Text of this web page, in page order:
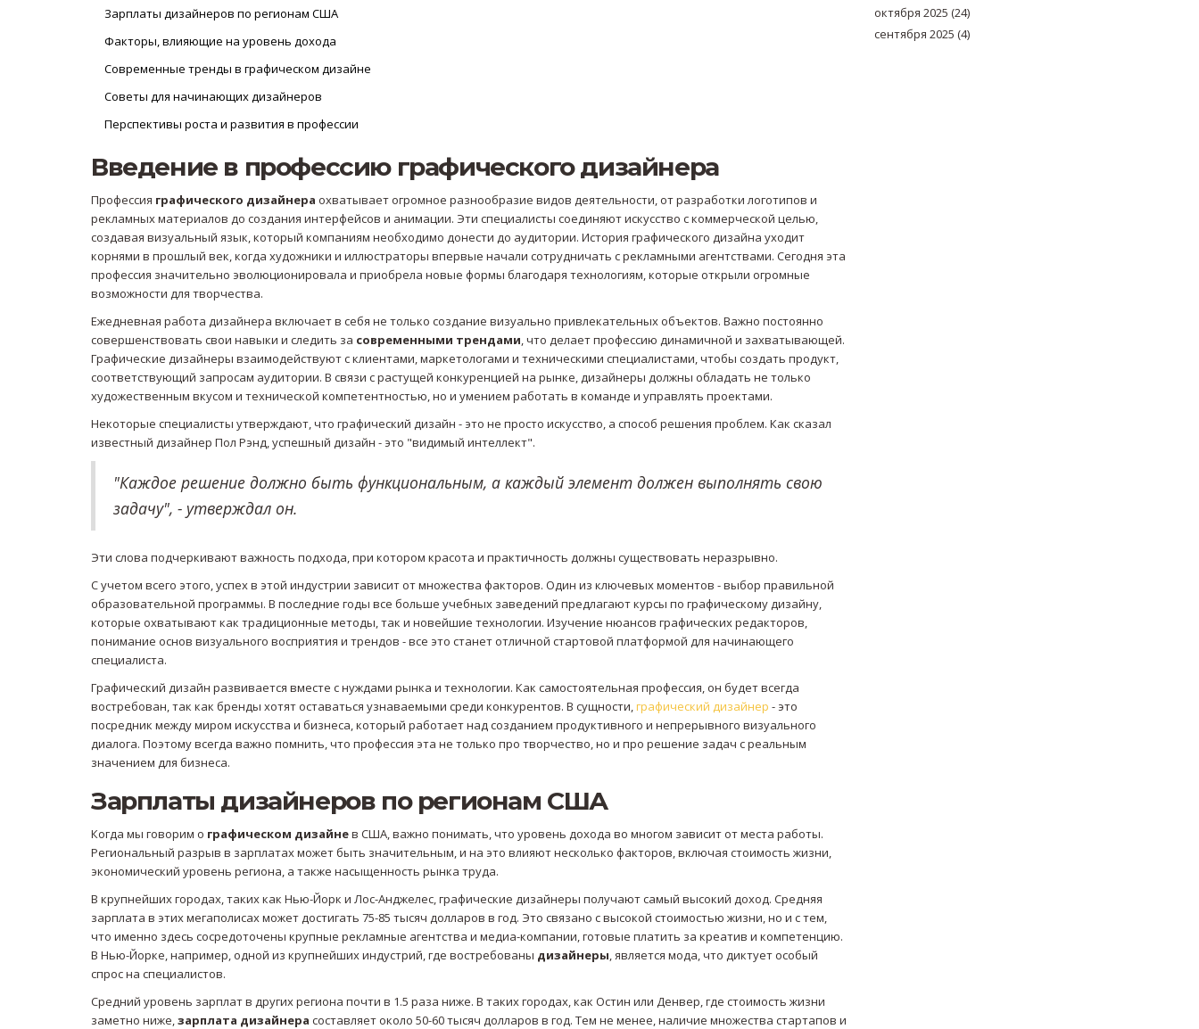
Зарплаты дизайнеров по регионам США
Факторы, влияющие на уровень дохода
Современные тренды в графическом дизайне
Советы для начинающих дизайнеров
Перспективы роста и развития в профессии
Введение в профессию графического дизайнера
Профессия графического дизайнера охватывает огромное разнообразие видов деятельности, от разработки логотипов и
рекламных материалов до создания интерфейсов и анимации. Эти специалисты соединяют искусство с коммерческой целью,
создавая визуальный язык, который компаниям необходимо донести до аудитории. История графического дизайна уходит
корнями в прошлый век, когда художники и иллюстраторы впервые начали сотрудничать с рекламными агентствами. Сегодня эта
профессия значительно эволюционировала и приобрела новые формы благодаря технологиям, которые открыли огромные
возможности для творчества.
Ежедневная работа дизайнера включает в себя не только создание визуально привлекательных объектов. Важно постоянно
совершенствовать свои навыки и следить за современными трендами, что делает профессию динамичной и захватывающей.
Графические дизайнеры взаимодействуют с клиентами, маркетологами и техническими специалистами, чтобы создать продукт,
соответствующий запросам аудитории. В связи с растущей конкуренцией на рынке, дизайнеры должны обладать не только
художественным вкусом и технической компетентностью, но и умением работать в команде и управлять проектами.
Некоторые специалисты утверждают, что графический дизайн - это не просто искусство, а способ решения проблем. Как сказал
известный дизайнер Пол Рэнд, успешный дизайн - это "видимый интеллект".
"Каждое решение должно быть функциональным, а каждый элемент должен выполнять свою
задачу", - утверждал он.
Эти слова подчеркивают важность подхода, при котором красота и практичность должны существовать неразрывно.
С учетом всего этого, успех в этой индустрии зависит от множества факторов. Один из ключевых моментов - выбор правильной
образовательной программы. В последние годы все больше учебных заведений предлагают курсы по графическому дизайну,
которые охватывают как традиционные методы, так и новейшие технологии. Изучение нюансов графических редакторов,
понимание основ визуального восприятия и трендов - все это станет отличной стартовой платформой для начинающего
специалиста.
Графический дизайн развивается вместе с нуждами рынка и технологии. Как самостоятельная профессия, он будет всегда
востребован, так как бренды хотят оставаться узнаваемыми среди конкурентов. В сущности,графический дизайнер - это
посредник между миром искусства и бизнеса, который работает над созданием продуктивного и непрерывного визуального
диалога. Поэтому всегда важно помнить, что профессия эта не только про творчество, но и про решение задач с реальным
значением для бизнеса.
Зарплаты дизайнеров по регионам США
Когда мы говорим о графическом дизайнев США, важно понимать, что уровень дохода во многом зависит от места работы.
Региональный разрыв в зарплатах может быть значительным, и на это влияют несколько факторов, включая стоимость жизни,
экономический уровень региона, а также насыщенность рынка труда.
В крупнейших городах, таких как Нью-Йорк и Лос-Анджелес, графические дизайнеры получают самый высокий доход. Средняя
зарплата в этих мегаполисах может достигать 75-85 тысяч долларов в год. Это связано с высокой стоимостью жизни, но и с тем,
что именно здесь сосредоточены крупные рекламные агентства и медиа-компании, готовые платить за креатив и компетенцию.
В Нью-Йорке, например, одной из крупнейших индустрий, где востребованы дизайнеры, является мода, что диктует особый
спрос на специалистов.
Средний уровень зарплат в других региона почти в 1.5 раза ниже. В таких городах, как Остин или Денвер, где стоимость жизни
заметно ниже,зарплата дизайнера составляет около 50-60 тысяч долларов в год. Тем не менее, наличие множества стартапов и
октября 2025 (24)
сентября 2025 (4)